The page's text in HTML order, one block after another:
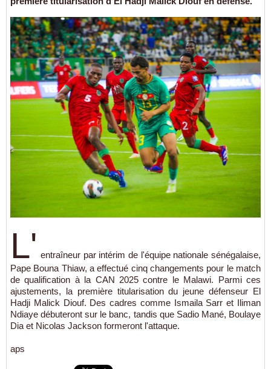
L' entraîneur par intérim de l'équipe nationale sénégalaise,
Pape Bouna Thiaw, a effectué cinq changements pour le match
de qualification à la CAN 2025 contre le Malawi. Parmi ces
ajustements, la première titularisation du jeune défenseur El
Hadji Malick Diouf. Des cadres comme Ismaila Sarr et Iliman
Ndiaye débuteront sur le banc, tandis que Sadio Mané, Boulaye
Dia et Nicolas Jackson formeront l'attaque.
aps